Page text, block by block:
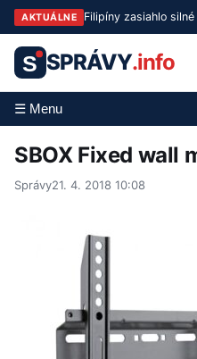
AKTUÁLNE
S SPRÁVY.info
☰ Menu
SBOX Fixed wall
Správy21. 4. 2018 10:08